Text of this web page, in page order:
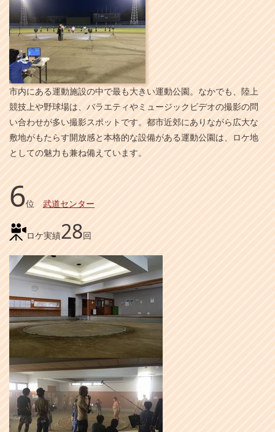
市内にある運動施設の中で最も大きい運動公園。なかでも、陸上
競技上や野球場は、バラエティやミュージックビデオの撮影の問
い合わせが多い撮影スポットです。都市近郊にありながら広大な
敷地がもたらす開放感と本格的な設備がある運動公園は、ロケ地
としての魅力も兼ね備えています。
6位 武道センター
ロケ実績28回